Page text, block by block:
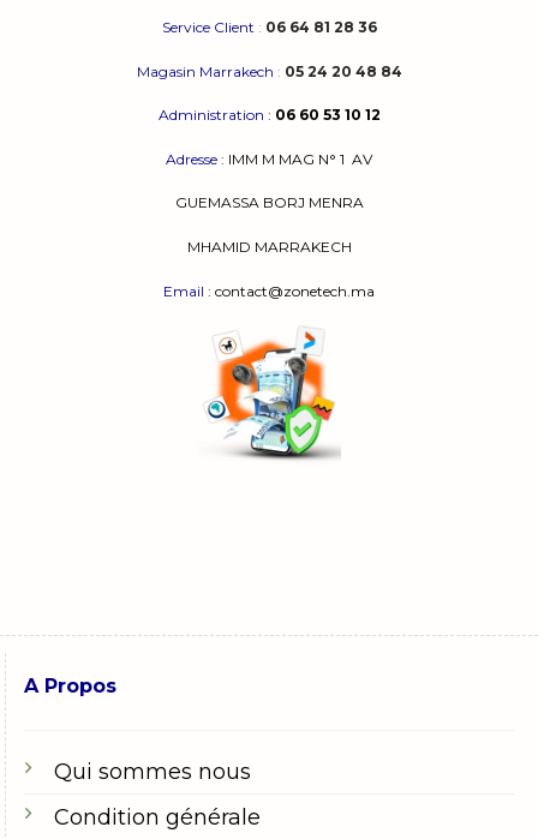
Service Client : 06 64 81 28 36
Magasin Marrakech : 05 24 20 48 84
Administration : 06 60 53 10 12
Adresse : IMM M MAG N° 1 AV
GUEMASSA BORJ MENRA
MHAMID MARRAKECH
Email : contact@zonetech.ma
A Propos
Qui sommes nous
Condition générale